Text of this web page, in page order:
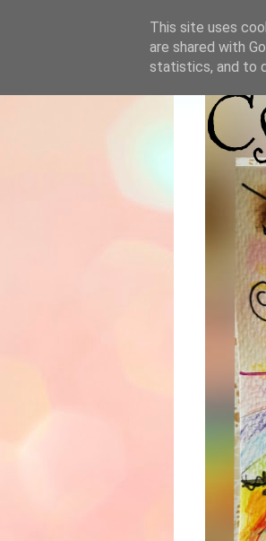
This site uses
are shared with
statistics, and to